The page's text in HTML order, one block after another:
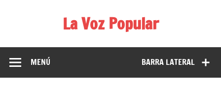
La Voz Popular
para reírse de las verdaderas.
BARRA LATERAL
MENÚ